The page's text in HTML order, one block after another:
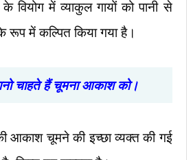
वियोग में व्याकुल गायों को पानी से
रूप में कल्पित किया गया है।
चाहते हैं चूमना आकाश को।
आकाश चूमने की इच्छा व्यक्त की गई